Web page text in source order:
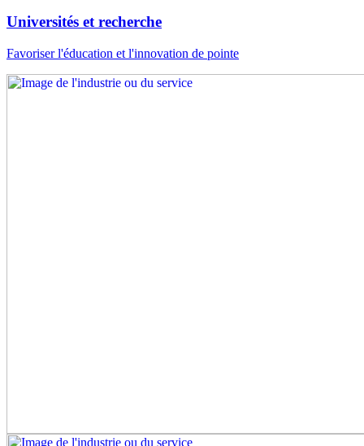
Universités et recherche
Favoriser l'éducation et l'innovation de pointe